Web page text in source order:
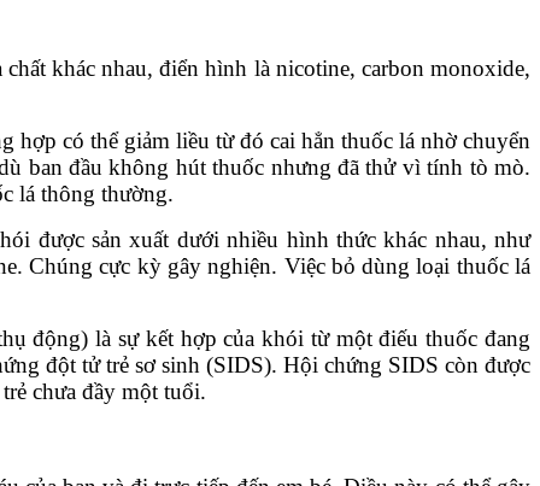
khác nhau, điển hình là nicotine, carbon monoxide,
hợp có thể giảm liều từ đó cai hẳn thuốc lá nhờ chuyển
ban đầu không hút thuốc nhưng đã thử vì tính tò mò.
lá thông thường.
được sản xuất dưới nhiều hình thức khác nhau, như
Chúng cực kỳ gây nghiện. Việc bỏ dùng loại thuốc lá
động) là sự kết hợp của khói từ một điếu thuốc đang
đột tử trẻ sơ sinh (SIDS). Hội chứng SIDS còn được
chưa đầy một tuổi.